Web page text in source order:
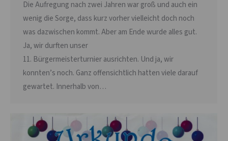
Die Aufregung nach zwei Jahren war groß und auch ein
wenig die Sorge, dass kurz vorher vielleicht doch noch
was dazwischen kommt. Aber am Ende wurde alles gut.
Ja, wir durften unser
11. Bürgermeisterturnier ausrichten. Und ja, wir
konnten’s noch. Ganz offensichtlich hatten viele darauf
gewartet. Innerhalb von…